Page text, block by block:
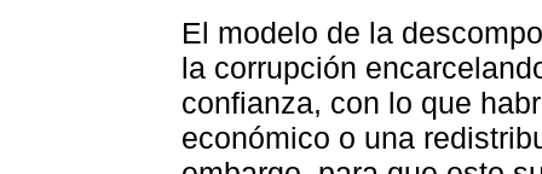
El modelo de la
la corrupción
confianza, con lo que
económico o una